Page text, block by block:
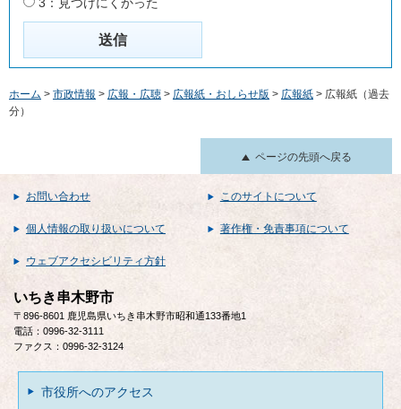
ホーム > 市政情報 > 広報・広聴 > 広報紙・おしらせ版 > 広報紙 > 広報紙（過去
分）
ページの先頭へ戻る
お問い合わせ このサイトについて
個人情報の取り扱いについて 著作権・免責事項について
ウェブアクセシビリティ方針
いちき串木野市
〒896-8601 鹿児島県いちき串木野市昭和通133番地1
電話：0996-32-3111
ファクス：0996-32-3124
市役所へのアクセス